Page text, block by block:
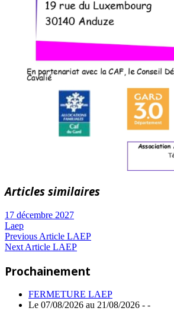
Articles similaires
17 décembre 2027
Laep
Navigation
l’article
Previous ArticlePrevious
Post:
LAEP
Next ArticleNext
LAEP
Prochainement
FERMETURE LAEP
Le 07/08/2026 au 21/08/2026 - -